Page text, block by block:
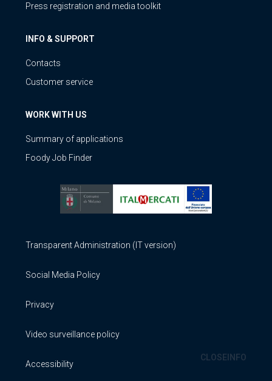
Press registration and media toolkit
INFO & SUPPORT
Contacts
Customer service
WORK WITH US
Summary of applications
Foody Job Finder
Transparent Administration (IT version)
Social Media Policy
Privacy
Video surveillance policy
Accessibility
CLOSE INFO